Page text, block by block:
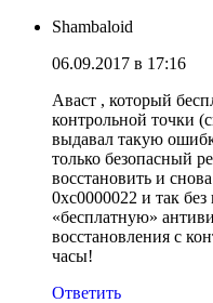
Shambaloid
06.09.2017 в 17:16
Аваст , который
контрольной точки
выдавал такую
только безопасный
восстановить и
0xc0000022 и так
«бесплатную»
восстановления с
часы!
Ответить